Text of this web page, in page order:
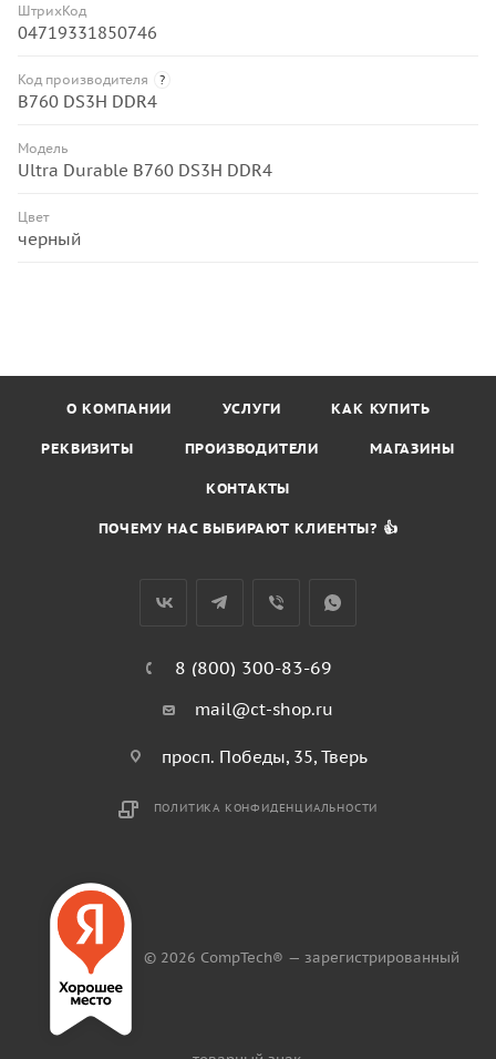
ШтрихКод
04719331850746
Код производителя ?
B760 DS3H DDR4
Модель
Ultra Durable B760 DS3H DDR4
Цвет
черный
О КОМПАНИИ УСЛУГИ КАК КУПИТЬ
РЕКВИЗИТЫ ПРОИЗВОДИТЕЛИ МАГАЗИНЫ
КОНТАКТЫ
ПОЧЕМУ НАС ВЫБИРАЮТ КЛИЕНТЫ? 👍
8 (800) 300-83-69
mail@ct-shop.ru
просп. Победы, 35, Тверь
ПОЛИТИКА КОНФИДЕНЦИАЛЬНОСТИ
© 2026 CompTech® — зарегистрированный